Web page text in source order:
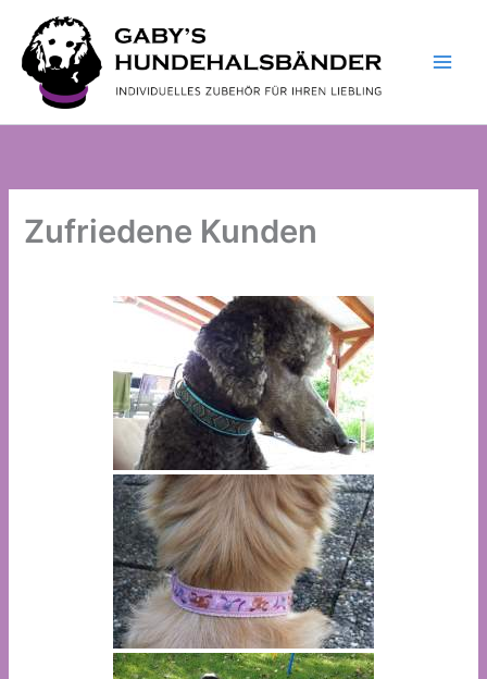
Inhalt
springen
Zufriedene Kunden